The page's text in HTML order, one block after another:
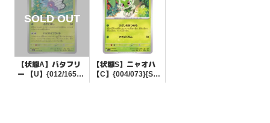
【状態A】バタフリ
ー 【U】{012/165}
【状態S】ニャオハ
【C】{004/073}[SV